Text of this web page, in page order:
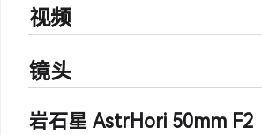
视频
镜头
岩石星 AstrHori 50mm F2